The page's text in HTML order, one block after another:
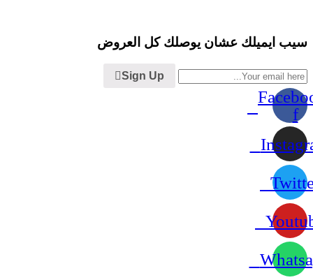
سيب ايميلك عشان يوصلك كل العروض
Sign Up
f